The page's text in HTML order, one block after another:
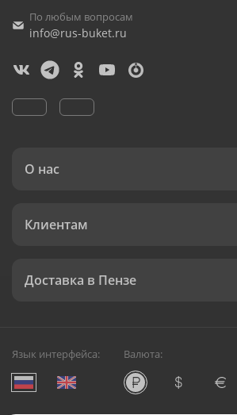
По любым вопросам
info@rus-buket.ru
О нас
Клиентам
Доставка в Пензе
Язык интерфейса: Валюта: